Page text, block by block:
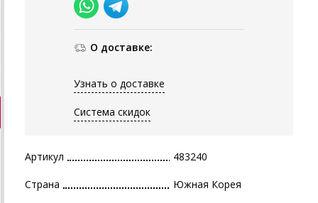
О доставке:
Узнать о доставке
Система скидок
Артикул 483240
Страна Южная Корея